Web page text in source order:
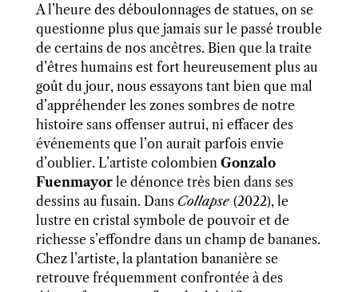
A l’heure des déboulonnages de statues, on se
questionne plus que jamais sur le passé trouble
de certains de nos ancêtres. Bien que la traite
d’êtres humains est fort heureusement plus au
goût du jour, nous essayons tant bien que mal
d’appréhender les zones sombres de notre
histoire sans offenser autrui, ni effacer des
événements que l’on aurait parfois envie
d’oublier. L’artiste colombien Gonzalo
Fuenmayorle dénonce très bien dans ses
dessins au fusain. Dans Collapse (2022), le
lustre en cristal symbole de pouvoir et de
richesse s’effondre dans un champ de bananes.
Chez l’artiste, la plantation bananière se
retrouve fréquemment confrontée à des